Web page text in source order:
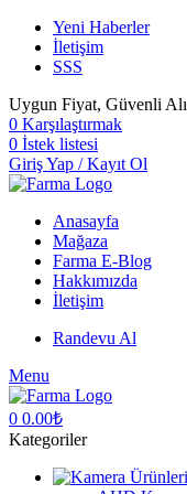
Yeni Haberler
İletişim
SSS
Uygun Fiyat, Güvenli
0 Karşılaştırmak
0 İstek listesi
Giriş Yap / Kayıt Ol
Anasayfa
Mağaza
Farma E-Blog
Hakkımızda
İletişim
Randevu Al
Menu
0 0.00₺
Kategoriler